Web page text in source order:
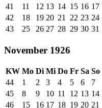
41
11 12 13 14 15 16 17
42
18 19 20 21 22 23 24
43
25 26 27 28 29 30 31
November 1926
KW Mo Di Mi Do Fr Sa So
44
1 2 3 4 5 6
7
45
8 9 10 11 12 13 14
46
15 16 17 18 19 20 21